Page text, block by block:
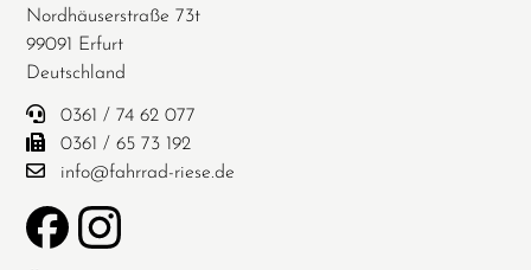
Nordhäuserstraße 73t
99091 Erfurt
Deutschland
0361 / 74 62 077
0361 / 65 73 192
info@fahrrad-riese.de